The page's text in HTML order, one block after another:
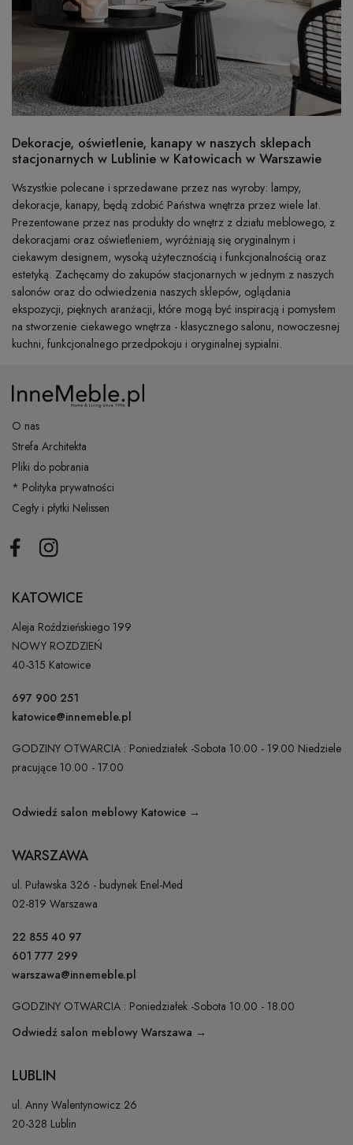
Dekoracje, oświetlenie, kanapy w naszych sklepach
stacjonarnych w Lublinie w Katowicach w Warszawie
Wszystkie polecane i sprzedawane przez nas wyroby: lampy,
dekoracje, kanapy, będą zdobić Państwa wnętrza przez wiele lat.
Prezentowane przez nas produkty do wnętrz z działu meblowego, z
dekoracjami oraz oświetleniem, wyróżniają się oryginalnym i
ciekawym designem, wysoką użytecznością i funkcjonalnością oraz
estetyką. Zachęcamy do zakupów stacjonarnych w jednym z naszych
salonów oraz do odwiedzenia naszych sklepów, oglądania
ekspozycji, pięknych aranżacji, które mogą być inspiracją i pomysłem
na stworzenie ciekawego wnętrza - klasycznego salonu, nowoczesnej
kuchni, funkcjonalnego przedpokoju i oryginalnej sypialni.
O nas
Strefa Architekta
Pliki do pobrania
* Polityka prywatności
Cegły i płytki Nelissen
FacebookInstagram
KATOWICE
Aleja Roździeńskiego 199
NOWY ROZDZIEŃ
40-315 Katowice
697 900 251
katowice@innemeble.pl
GODZINY OTWARCIA : Poniedziałek -Sobota 10.00 - 19.00 Niedziele
pracujące 10.00 - 17.00
Odwiedź salon meblowy Katowice →
WARSZAWA
ul. Puławska 326 - budynek Enel-Med
02-819 Warszawa
22 855 40 97
601 777 299
warszawa@innemeble.pl
GODZINY OTWARCIA : Poniedziałek -Sobota 10.00 - 18.00
Odwiedź salon meblowy Warszawa →
LUBLIN
ul. Anny Walentynowicz 26
20-328 Lublin